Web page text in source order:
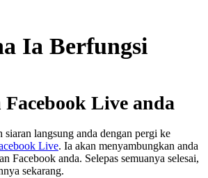
Ia Berfungsi
Facebook Live anda
siaran langsung anda dengan pergi ke
Live. Ia akan menyambungkan anda
Facebook anda. Selepas semuanya selesai,
sekarang.